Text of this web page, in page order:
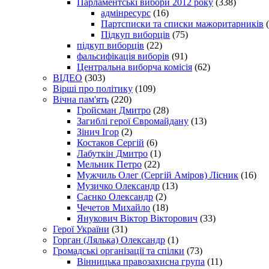
адмінресурс (16)
Партсписки та списки мажоритарників
Підкуп виборців (75)
підкуп виборців (22)
фальсифікація виборів (91)
Центральна виборча комісія (62)
ВІДЕО (303)
Вірші про політику (109)
Вічна пам'ять (220)
Гройсман Дмитро (28)
Загиблі герої Євромайдану (13)
Зінич Ігор (2)
Костаков Сергій (6)
Лабуткін Дмитро (1)
Мельник Петро (22)
Мужчиль Олег (Сергій Аміров) Лісник (16)
Музичко Олександр (13)
Саєнко Олександр (2)
Чечетов Михайло (18)
Янукович Віктор Вікторович (33)
Герої України (31)
Горган (Лялька) Олександр (1)
Громадські організації та спілки (73)
Вінницька правозахисна група (11)